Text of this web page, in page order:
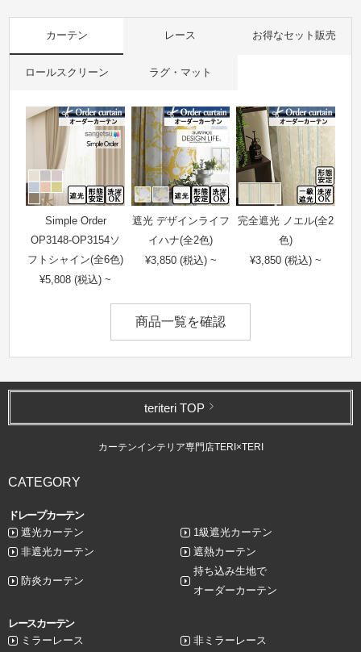
カーテン レース お得なセット販売
ロールスクリーン ラグ・マット
Simple Order
OP3148-OP3154ソ
フトシャイン(全6色)
¥5,808 (税込) ~
遮光 デザインライフ
イハナ(全2色)
¥3,850 (税込) ~
完全遮光 ノエル(全2
色)
¥3,850 (税込) ~
商品一覧を確認
teriteri TOP
カーテンインテリア専門店TERI×TERI
CATEGORY
ドレープカーテン
遮光カーテン
1級遮光カーテン
非遮光カーテン
遮熱カーテン
防炎カーテン
持ち込み生地で
オーダーカーテン
レースカーテン
ミラーレース
非ミラーレース